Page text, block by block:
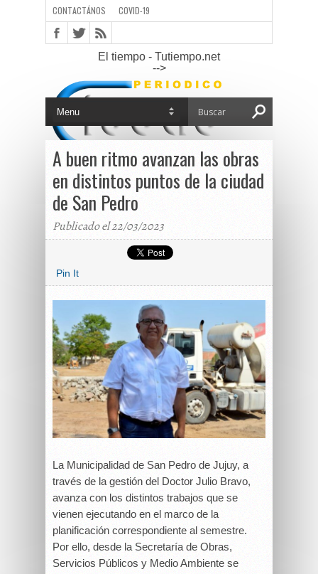
CONTACTÁNOS COVID-19
El tiempo - Tutiempo.net
-->
A buen ritmo avanzan las obras
en distintos puntos de la ciudad
de San Pedro
Publicado el 22/03/2023
Pin It
La Municipalidad de San Pedro de Jujuy, a
través de la gestión del Doctor Julio Bravo,
avanza con los distintos trabajos que se
vienen ejecutando en el marco de la
planificación correspondiente al semestre.
Por ello, desde la Secretaría de Obras,
Servicios Públicos y Medio Ambiente se